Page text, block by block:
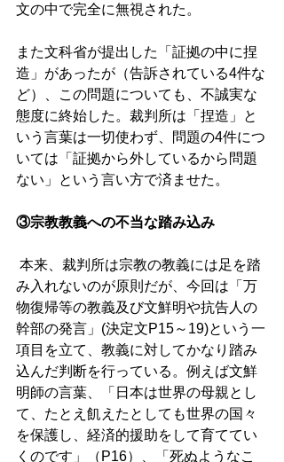
文の中で完全に無視された。
また文科省が提出した「証拠の中に捏
造」があったが（告訴されている4件な
ど）、この問題についても、不誠実な
態度に終始した。裁判所は「捏造」と
いう言葉は一切使わず、問題の4件につ
いては「証拠から外しているから問題
ない」という言い方で済ませた。
③宗教教義への不当な踏み込み
本来、裁判所は宗教の教義には足を踏
み入れないのが原則だが、今回は「万
物復帰等の教義及び文鮮明や抗告人の
幹部の発言」(決定文P15～19)という一
項目を立て、教義に対してかなり踏み
込んだ判断を行っている。例えば文鮮
明師の言葉、「日本は世界の母親とし
て、たとえ飢えたとしても世界の国々
を保護し、経済的援助をして育ててい
くのです」（P16）、「死ぬようなこ